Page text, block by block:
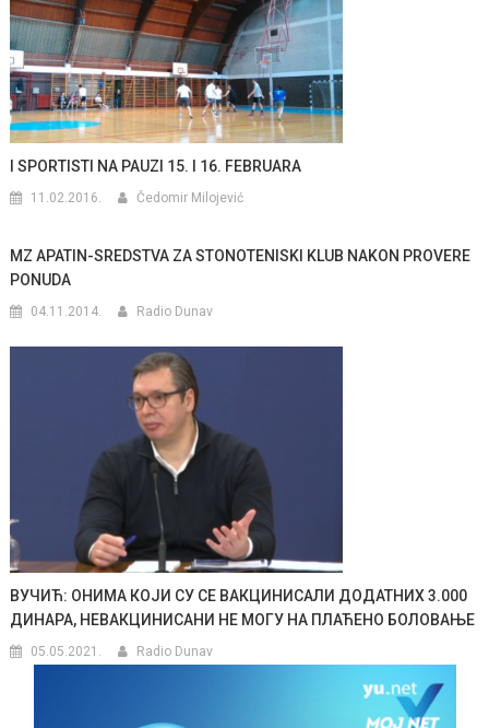
I SPORTISTI NA PAUZI 15. I 16. FEBRUARA
11.02.2016. Čedomir Milojević
MZ APATIN-SREDSTVA ZA STONOTENISKI KLUB NAKON PROVERE
PONUDA
04.11.2014. Radio Dunav
ВУЧИЋ: ОНИМА КОЈИ СУ СЕ ВАКЦИНИСАЛИ ДОДАТНИХ 3.000
ДИНАРА, НЕВАКЦИНИСАНИ НЕ МОГУ НА ПЛАЋЕНО БОЛОВАЊЕ
05.05.2021. Radio Dunav